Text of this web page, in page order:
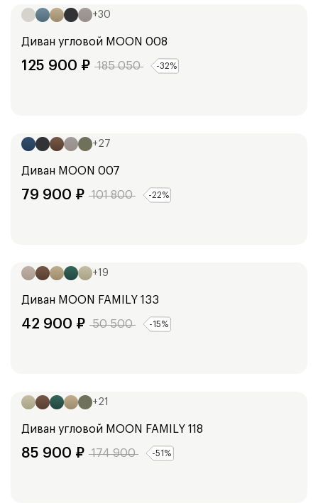
+30
Диван угловой MOON 008
125 900 ₽ 185 050 -32%
+27
Диван MOON 007
79 900 ₽ 101 800 -22%
+19
Диван MOON FAMILY 133
42 900 ₽ 50 500 -15%
+21
Диван угловой MOON FAMILY 118
85 900 ₽ 174 900 -51 %